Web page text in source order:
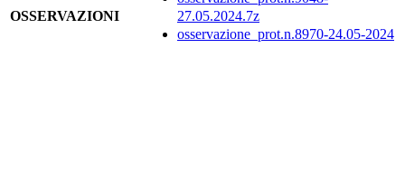
OSSERVAZIONI
27.05.2024.7z
osservazione_prot.n.8970-24.05-2024